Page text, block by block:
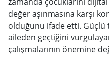
değer aşınmasına karşı
olduğunu ifade etti.
aileden geçtiğini
çalışmalarının önemine